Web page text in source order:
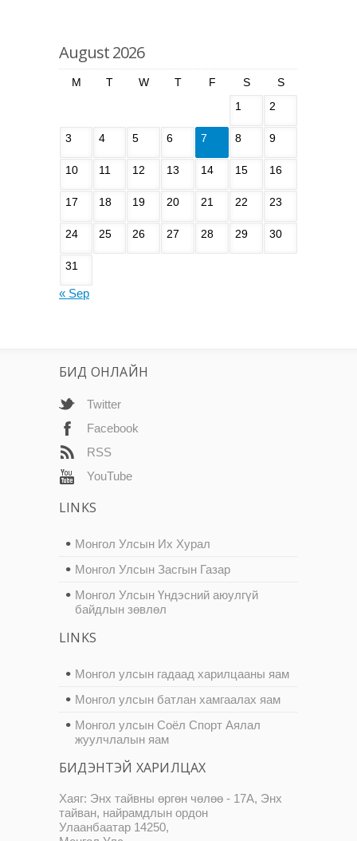
August 2026
M T W T F S
S
1
2
3 4 5 6 7 8 9
10 11 12 13 14 15 16
17 18 19 20 21 22 23
24 25 26 27 28 29 30
31
« Sep
БИД ОНЛАЙН
Twitter
Facebook
RSS
YouTube
LINKS
Монгол Улсын Их Хурал
Монгол Улсын Засгын Газар
Монгол Улсын Үндэсний аюулгүй
байдлын зөвлөл
LINKS
Монгол улсын гадаад харилцааны яам
Монгол улсын батлан хамгаалах яам
Монгол улсын Соёл Спорт Аялал
жуулчлалын яам
БИДЭНТЭЙ ХАРИЛЦАХ
Хаяг: Энх тайвны өргөн чөлөө - 17А, Энх
тайван, найрамдлын ордон
Улаанбаатар 14250,